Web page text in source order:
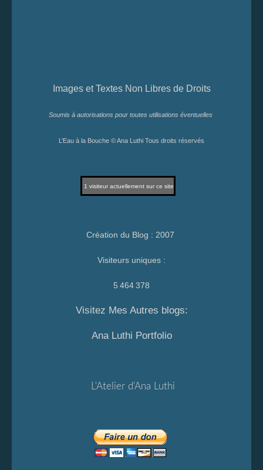
Images et Textes Non Libres de Droits
Soumis à autorisations pour toutes utilisations éventuelles
L’Eau à la Bouche © Ana Luthi Tous droits réservés
1 visiteur actuellement sur ce site
Création du Blog : 2007
Visiteurs uniques :
5 464 378
Visitez Mes Autres blogs:
Ana Luthi Portfolio
L'Atelier d'Ana Luthi